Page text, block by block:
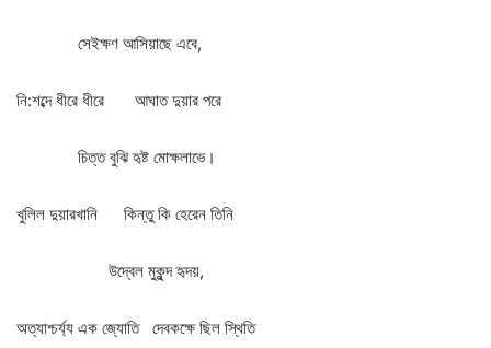
সেইক্ষণ আসিয়াছে এবে,
নি:শব্দে ধীরে ধীরে আঘাত দুয়ার পরে
চিত্ত বুঝি হৃষ্ট মোক্ষলাভে।
খুলিল দুয়ারখানি কিন্তু কি হেরেন তিনি
উদ্বেল মুকুন্দ হৃদয়,
অত্যাশ্চর্য্য এক জ্যোতি দেবকক্ষে ছিল স্থিতি